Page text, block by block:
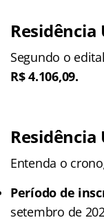
Residência
Segundo o
R$ 4.106,09.
Residência
Entenda o
Período de
setembro de